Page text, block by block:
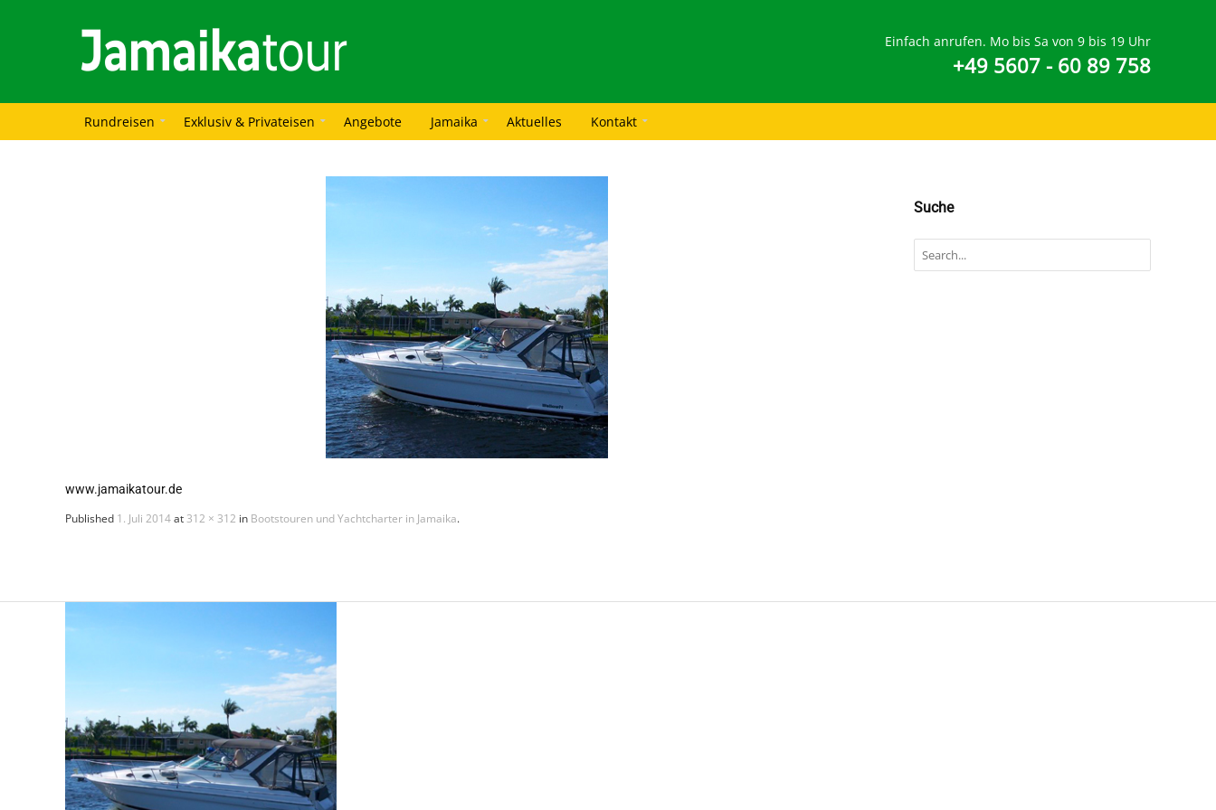
Einfach anrufen. Mo bis Sa von 9 bis 19 Uhr
+49 5607 - 60 89 758
Rundreisen Exklusiv & Privateisen Angebote Jamaika Aktuelles Kontakt
www.jamaikatour.de
Published 1. Juli 2014at 312 × 312 in Bootstouren und Yachtcharter in Jamaika.
Suche